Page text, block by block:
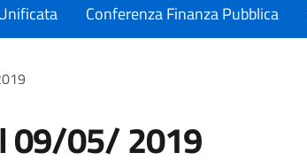
Conferenza Finanza Pubblica
09/05/ 2019